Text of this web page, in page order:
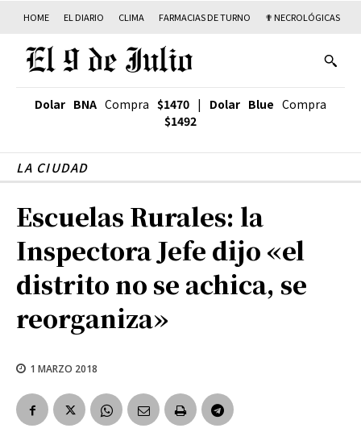
HOME EL DIARIO CLIMA FARMACIAS DE TURNO ✟ NECROLÓGICAS
Dolar BNA Compra $1470 | Dolar Blue Compra
$1492
LA CIUDAD
Escuelas Rurales: la
Inspectora Jefe dijo «el
distrito no se achica, se
reorganiza»
1 MARZO 2018